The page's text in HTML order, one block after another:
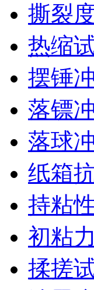
撕裂
热缩
摆锤
落镖
落球
纸箱
持粘
初粘
揉搓